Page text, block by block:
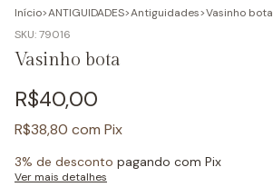
Início>ANTIGUIDADES>Antiguidades>Vasinho bota
SKU:79016
Vasinho bota
R$40,00
R$38,80 com Pix
3% de desconto pagando com Pix
Ver mais detalhes